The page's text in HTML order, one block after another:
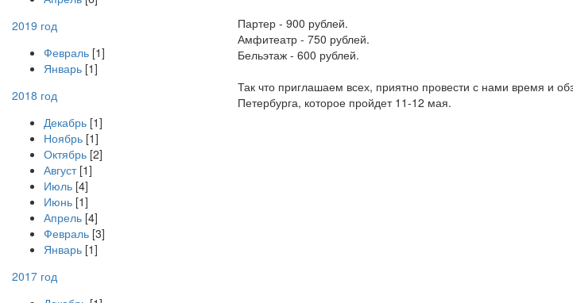
2019 год
Февраль [1]
Январь [1]
2018 год
Декабрь [1]
Ноябрь [1]
Октябрь [2]
Август[1]
Июль [4]
Июнь [1]
Апрель [4]
Февраль [3]
Январь [1]
2017 год
Партер - 900 рублей.
Амфитеатр - 750 рублей.
Бельэтаж - 600 рублей.
Так что приглашаем всех, приятно провести с нами время и
Петербурга, которое пройдет 11-12 мая.